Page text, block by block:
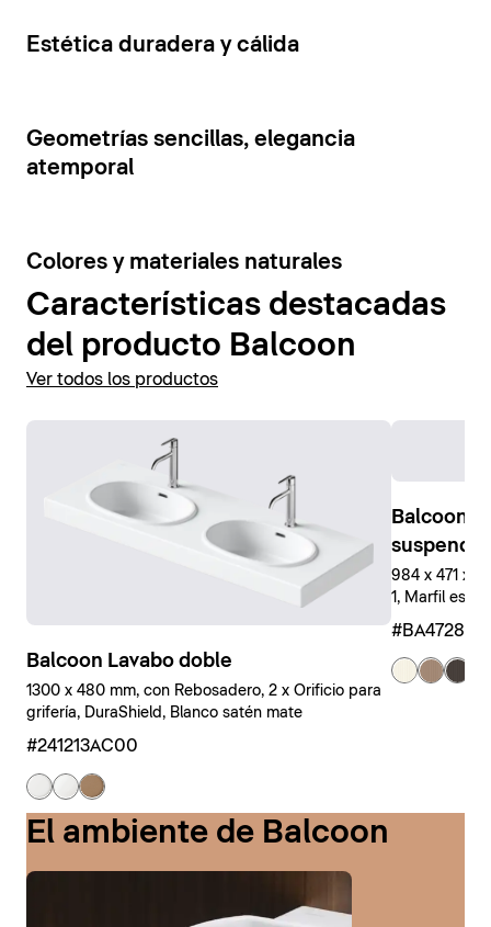
combinación de colores contrastantes.
Mostrar muebles de baño
5
Estética duradera y cálida
7
Geometrías sencillas, elegancia
atemporal
6
Colores y materiales naturales
Características destacadas
del producto Balcoon
Ver todos los productos
Balcoon Lavabo doble
1300 x 480 mm, con Rebosadero, 2 x Orificio para
grifería, DuraShield, Blanco satén mate
#241213AC00
Balcoon
984 x 471 x
1, Marfil
El ambiente de Balcoon